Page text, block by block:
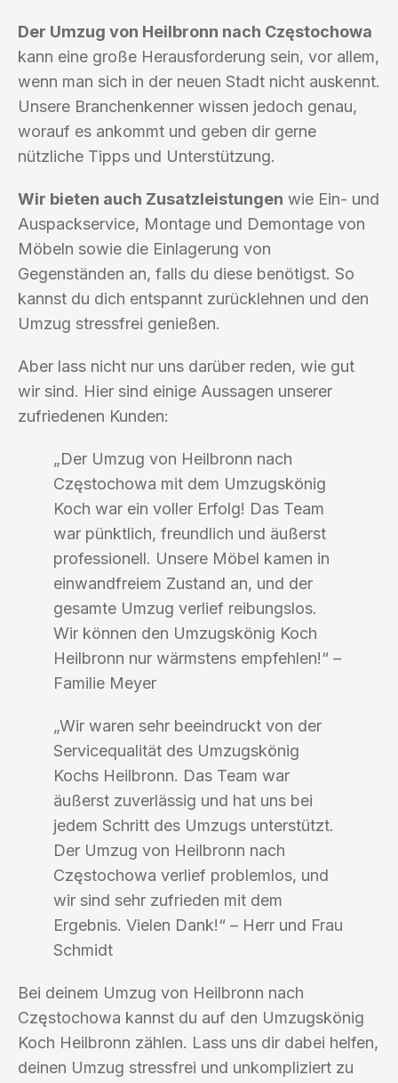
Der Umzug von Heilbronn nach Częstochowa
kann eine große Herausforderung sein, vor allem,
wenn man sich in der neuen Stadt nicht auskennt.
Unsere Branchenkenner wissen jedoch genau,
worauf es ankommt und geben dir gerne
nützliche Tipps und Unterstützung.
Wir bieten auch Zusatzleistungen wie Ein- und
Auspackservice, Montage und Demontage von
Möbeln sowie die Einlagerung von
Gegenständen an, falls du diese benötigst. So
kannst du dich entspannt zurücklehnen und den
Umzug stressfrei genießen.
Aber lass nicht nur uns darüber reden, wie gut
wir sind. Hier sind einige Aussagen unserer
zufriedenen Kunden:
„Der Umzug von Heilbronn nach
Częstochowa mit dem Umzugskönig
Koch war ein voller Erfolg! Das Team
war pünktlich, freundlich und äußerst
professionell. Unsere Möbel kamen in
einwandfreiem Zustand an, und der
gesamte Umzug verlief reibungslos.
Wir können den Umzugskönig Koch
Heilbronn nur wärmstens empfehlen!“ –
Familie Meyer
„Wir waren sehr beeindruckt von der
Servicequalität des Umzugskönig
Kochs Heilbronn. Das Team war
äußerst zuverlässig und hat uns bei
jedem Schritt des Umzugs unterstützt.
Der Umzug von Heilbronn nach
Częstochowa verlief problemlos, und
wir sind sehr zufrieden mit dem
Ergebnis. Vielen Dank!“ – Herr und Frau
Schmidt
Bei deinem Umzug von Heilbronn nach
Częstochowa kannst du auf den Umzugskönig
Koch Heilbronn zählen. Lass uns dir dabei helfen,
deinen Umzug stressfrei und unkompliziert zu